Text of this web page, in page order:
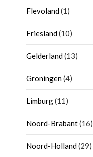
Flevoland(1)
Friesland(10)
Gelderland(13)
Groningen(4)
Limburg(11)
Noord-Brabant(16)
Noord-Holland(29)